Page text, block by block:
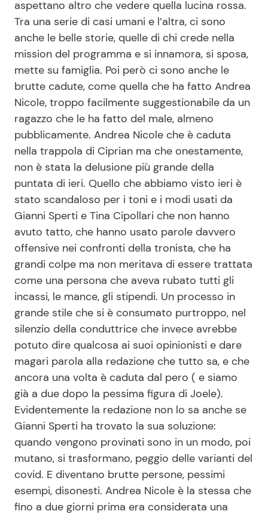
Seguici
Info
Chi siamo
Disclaimer e Privacy
Contattaci
Pubblicità
Privacy Policy
aspettano altro che vedere quella lucina rossa.
Tra una serie di casi umani e l’altra, ci sono
anche le belle storie, quelle di chi crede nella
mission del programma e si innamora, si sposa,
mette su famiglia. Poi però ci sono anche le
brutte cadute, come quella che ha fatto Andrea
Nicole, troppo facilmente suggestionabile da un
ragazzo che le ha fatto del male, almeno
pubblicamente. Andrea Nicole che è caduta
nella trappola di Ciprian ma che onestamente,
non è stata la delusione più grande della
puntata di ieri. Quello che abbiamo visto ieri è
stato scandaloso per i toni e i modi usati da
Gianni Sperti e Tina Cipollari che non hanno
avuto tatto, che hanno usato parole davvero
offensive nei confronti della tronista, che ha
grandi colpe ma non meritava di essere trattata
come una persona che aveva rubato tutti gli
incassi, le mance, gli stipendi. Un processo in
grande stile che si è consumato purtroppo, nel
silenzio della conduttrice che invece avrebbe
potuto dire qualcosa ai suoi opinionisti e dare
magari parola alla redazione che tutto sa, e che
ancora una volta è caduta dal pero ( e siamo
già a due dopo la pessima figura di Joele).
Evidentemente la redazione non lo sa anche se
Gianni Sperti ha trovato la sua soluzione:
quando vengono provinati sono in un modo, poi
mutano, si trasformano, peggio delle varianti del
covid. E diventano brutte persone, pessimi
esempi, disonesti. Andrea Nicole è la stessa che
fino a due giorni prima era considerata una